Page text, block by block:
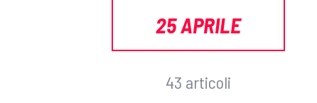
25 APRILE
43 articoli